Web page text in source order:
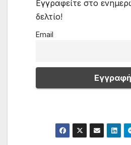
Εγγραφείτε στο
δελτίο!
Email